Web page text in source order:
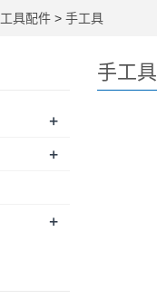
工具配件 > 手工具
手工具
+
+
+